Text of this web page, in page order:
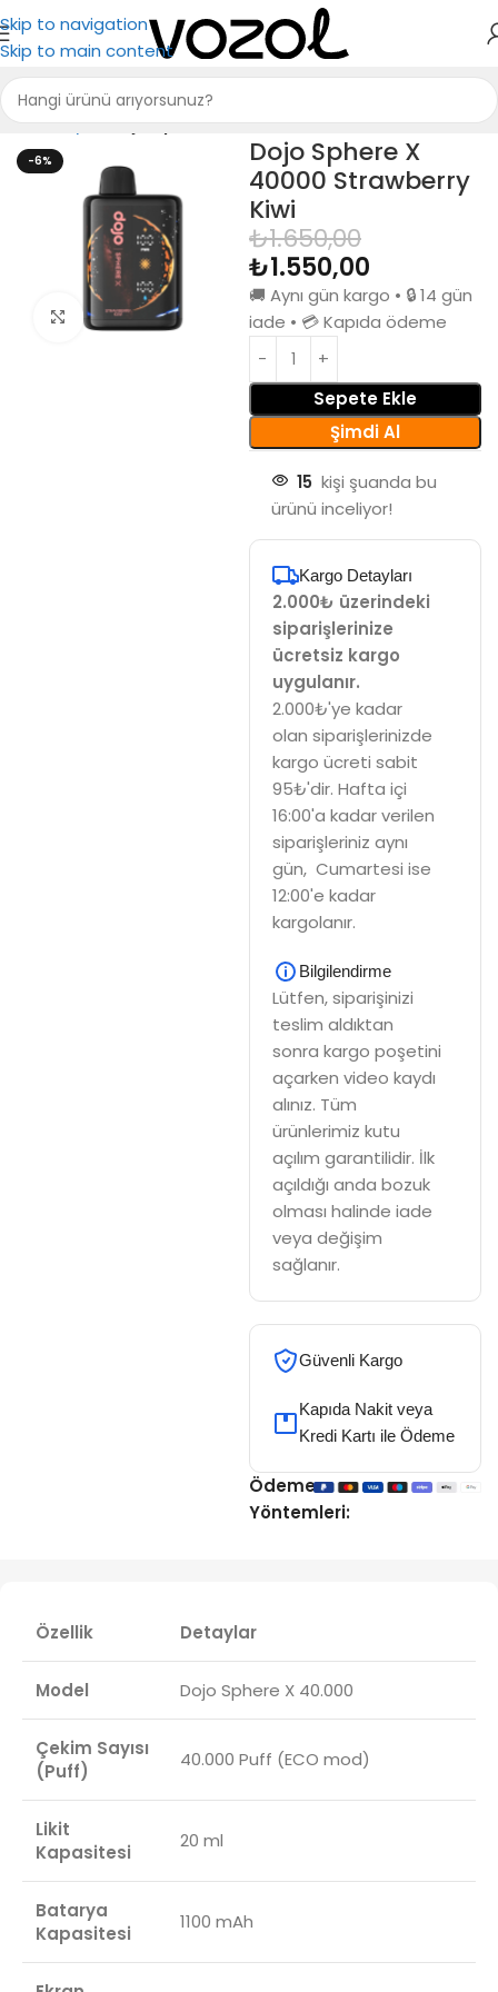
Skip to navigation
Skip to main content
Ana Sayfa Dojo Sphere X 40000
-6%
Büyütmek için tıkla
Dojo Sphere X
40000 Strawberry
Kiwi
₺1.650,00
₺1.550,00
🚚 Aynı gün kargo • 🔒 14 gün
iade • 💳 Kapıda ödeme
Sepete Ekle
Şimdi Al
15 kişi şuanda bu
ürünü inceliyor!
Kargo Detayları
2.000₺ üzerindeki
siparişlerinize
ücretsiz kargo
uygulanır.
2.000₺'ye kadar
olan siparişlerinizde
kargo ücreti sabit
95₺'dir. Hafta içi
16:00'a kadar verilen
siparişleriniz aynı
gün, Cumartesi ise
12:00'e kadar
kargolanır.
Bilgilendirme
Lütfen, siparişinizi
teslim aldıktan
sonra kargo poşetini
açarken video kaydı
alınız. Tüm
ürünlerimiz kutu
açılım garantilidir. İlk
açıldığı anda bozuk
olması halinde iade
veya değişim
sağlanır.
Güvenli Kargo
Kapıda Nakit veya
Kredi Kartı ile Ödeme
Ödeme
Yöntemleri:
Özellik Detaylar
Model Dojo Sphere X 40.000
Çekim Sayısı
(Puff)
40.000 Puff (ECO mod)
Likit
Kapasitesi
20 ml
Batarya
Kapasitesi
1100 mAh